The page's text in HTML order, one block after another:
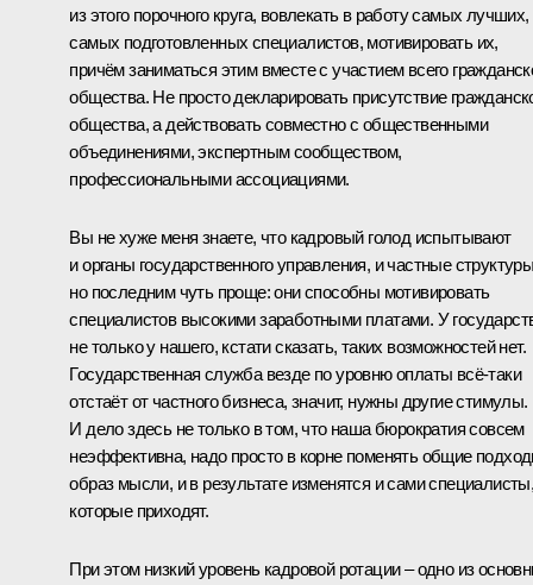
из этого порочного круга, вовлекать в работу самых лучших,
самых подготовленных специалистов, мотивировать их,
причём заниматься этим вместе с участием всего
общества. Не просто декларировать присутствие
общества, а действовать совместно с общественными
объединениями, экспертным сообществом,
профессиональными ассоциациями.
Вы не хуже меня знаете, что кадровый голод испытывают
и органы государственного управления, и частные
но последним чуть проще: они способны мотивировать
специалистов высокими заработными платами. У
не только у нашего, кстати сказать, таких возможностей нет.
Государственная служба везде по уровню оплаты всё‑таки
отстаёт от частного бизнеса, значит, нужны другие стимулы.
И дело здесь не только в том, что наша бюрократия совсем
неэффективна, надо просто в корне поменять общие
образ мысли, и в результате изменятся и сами
которые приходят.
При этом низкий уровень кадровой ротации – одно из